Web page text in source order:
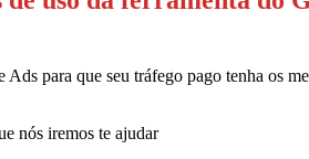
para que seu tráfego pago tenha os
nós iremos te ajudar